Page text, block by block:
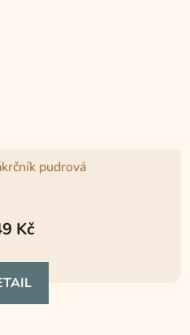
pudrová
Kč